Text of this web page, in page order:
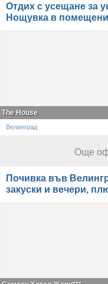
Отдих с усещане за
Нощувка в
The House
Велинград
Още
Почивка във
закуски и вечери,